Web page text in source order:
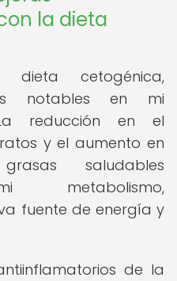
la dieta
cetogénica,
notables en mi
reducción en el
y el aumento en
saludables
metabolismo,
fuente de energía y
de la